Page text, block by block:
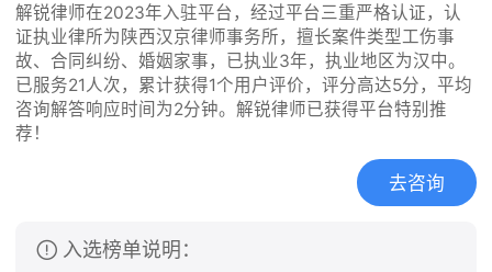
解锐律师在2023年入驻平台，经过平台三重严格认证，认
证执业律所为陕西汉京律师事务所，擅长案件类型工伤事
故、合同纠纷、婚姻家事，已执业3年，执业地区为汉中。
已服务21人次，累计获得1个用户评价，评分高达5分，平均
咨询解答响应时间为2分钟。解锐律师已获得平台特别推
荐！
去咨询
入选榜单说明：